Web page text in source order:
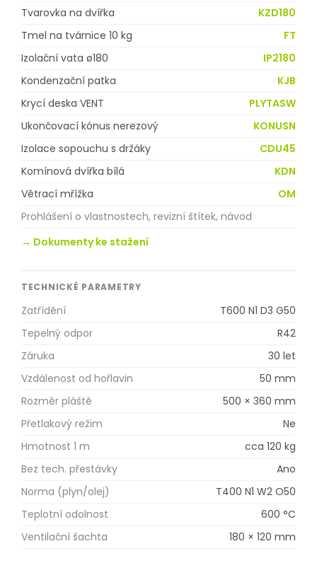
Tvarovka na dvířka
KZD180
Tmel na tvárnice 10 kg
FT
Izolační vata ø180
IP2180
Kondenzační patka
KJB
Krycí deska VENT
PLYTASW
Ukončovací kónus nerezový
KONUSN
Izolace sopouchu s držáky
CDU45
Komínová dvířka bílá
KDN
Větrací mřížka
OM
Prohlášení o vlastnostech, revizní štítek, návod
→ Dokumenty ke stažení
TECHNICKÉ PARAMETRY
Zatřídění
T600 N1 D3 G50
Tepelný odpor
R42
Záruka
30 let
Vzdálenost od hořlavin
50 mm
Rozměr pláště
500 × 360 mm
Přetlakový režim
Ne
Hmotnost 1 m
cca 120 kg
Bez tech. přestávky
Ano
Norma (plyn/olej)
T400 N1 W2 O50
Teplotní odolnost
600 °C
Ventilační šachta
180 × 120 mm